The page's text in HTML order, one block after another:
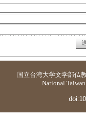
国立台湾大学文学部仏
National